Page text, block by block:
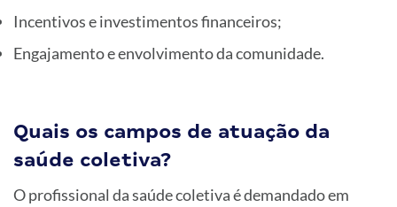
Incentivos e investimentos financeiros;
Engajamento e envolvimento da comunidade.
Quais os campos de atuação da
saúde coletiva?
O profissional da saúde coletiva é demandado em